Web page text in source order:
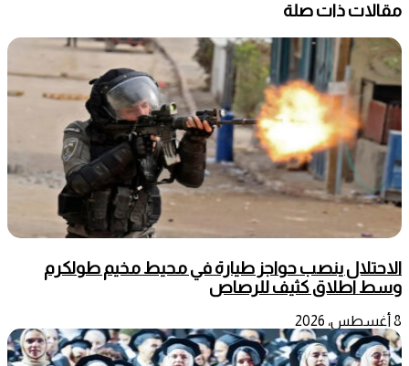
مقالات ذات صلة
الاحتلال ينصب حواجز طيارة في محيط مخيم طولكرم
وسط اطلاق كثيف للرصاص
8 أغسطس، 2026